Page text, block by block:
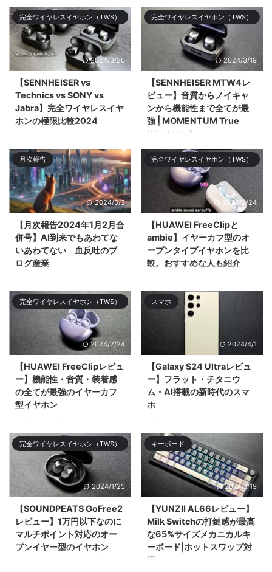
PITAKAのアラミド繊維のケース
やMagSafeリング、スクリーン
プロ&# ...
今回はSENNHEISERのミドルレ
ンジモデル「SENNHEISER
ACCENTUM Plus Wireless」を
レビューする。ミドル ...
完全ワイヤレスイヤホン（TWS）
2024/3/20
【SENNHEISER vs
Technics vs SONY vs
Jabra】完全ワイヤレスイヤ
ホンの極限比較2024
完全ワイヤレスイヤホン
「SENNHEISER MOMENTUM
True Wireless 4」「SONY WF-
1000XM5 ...
完全ワイヤレスイヤホン（TWS）
2024/3/19
【SENNHEISER MTW4レ
ビュー】音質からノイキャ
ンから機能性まで全てが最
強 | MOMENTUM True
Wireless 4
今回は2024年のNo.1候補である
フラグシップ完全ワイヤレスイヤ
ホン「SENNHEISER
MOMENTUM Tru ...
月次報告
2024/5/3
【月次報告2024年1月2月合
併号】AI到来でもあわてな
いあわてない 血反吐のブ
ログ産業
次報告を合算して振り返りや感じ
たことをツ& ...
完全ワイヤレスイヤホン（TWS）
2024/2/24
【HUAWEI FreeClipと
ambie】イヤーカフ型のオ
ープンタイプイヤホンを比
較。おすすめな人も紹介
「ambie AM-TW01」と2024年
登場の「HUAWEI FreeClip」を比
較してどち ...
完全ワイヤレスイヤホン（TWS）
2024/2/24
【HUAWEI FreeClipレビュ
ー】機能性・音質・装着感
の全てが最強のイヤーカフ
型イヤホン
11,749%の超絶大成功を記録した
オープンタイプ（&# ...
スマホ
2024/4/1
【Galaxy S24 Ultraレビュ
ー】フラット・チタニウ
ム・AI搭載の新時代のスマ
ホ
スマホ「Galaxy S24 Ultra」をレ
ビューする。大まかなデザ ...
完全ワイヤレスイヤホン（TWS）
2024/1/25
【SOUNDPEATS GoFree2
レビュー】1万円以下なのに
マルチポイント対応のオー
プンイヤー型のイヤホン
キーボード
2024/1/19
【YUNZII AL66レビュー】
Milk Switchの打鍵感が最高
な65%サイズメカニカルキ
ーボード|ホットスワップ対
応